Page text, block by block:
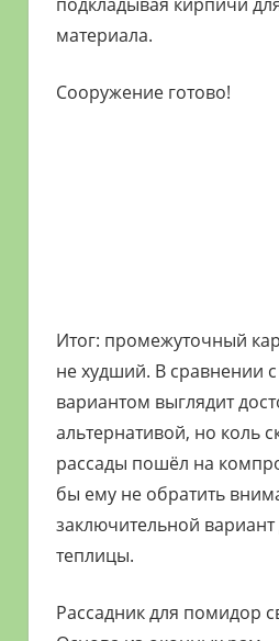
материала.
Сооружение готово!
Итог: промежуточный
не худший. В сравнении
вариантом выглядит
альтернативой, но коль
рассады пошёл на
бы ему не обратить
заключительной
теплицы.
Рассадник для помидор